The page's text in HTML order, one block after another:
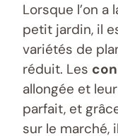
Lorsque l’on
petit jardin, il
variétés de
réduit. Les
allongée et
parfait, et
sur le marché,